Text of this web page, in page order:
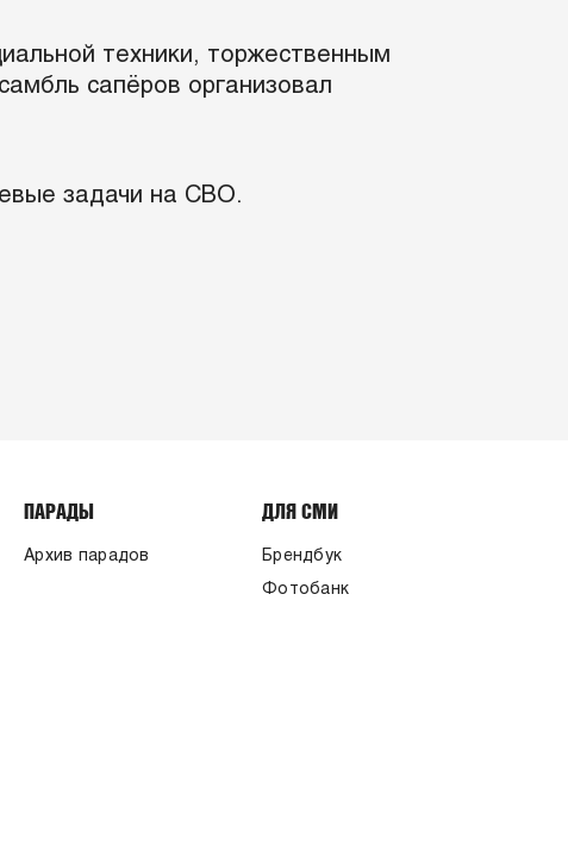
техники, торжественным
сапёров организовал
задачи на СВО.
ПАРАДЫ
Архив парадов
ДЛЯ СМИ
Брендбук
Фотобанк